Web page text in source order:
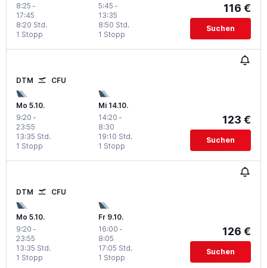
8:25 -
17:45
1 Stopp
8:20 Std.
5:45 -
13:35
1 Stopp
8:50 Std.
116 €
Suchen
DTM CFU
Mo 5.10.
9:20 -
23:55
1 Stopp
13:35 Std.
Mi 14.10.
14:20 -
8:30
1 Stopp
19:10 Std.
123 €
Suchen
DTM CFU
Mo 5.10.
9:20 -
23:55
1 Stopp
13:35 Std.
Fr 9.10.
16:00 -
8:05
1 Stopp
17:05 Std.
126 €
Suchen